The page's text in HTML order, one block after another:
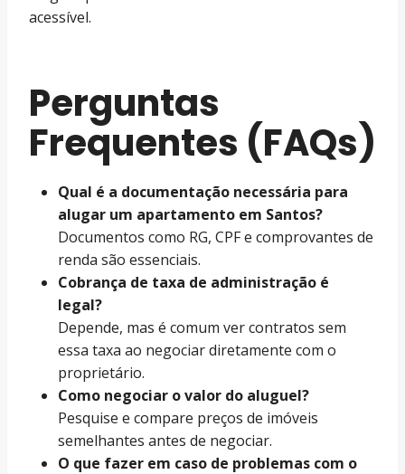
acessível.
Perguntas
Frequentes (FAQs)
Qual é a documentação necessária para
alugar um apartamento em Santos?
Documentos como RG, CPF e comprovantes de
renda são essenciais.
Cobrança de taxa de administração é
legal?
Depende, mas é comum ver contratos sem
essa taxa ao negociar diretamente com o
proprietário.
Como negociar o valor do aluguel?
Pesquise e compare preços de imóveis
semelhantes antes de negociar.
O que fazer em caso de problemas com o